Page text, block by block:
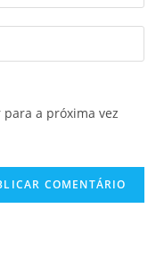
a próxima vez